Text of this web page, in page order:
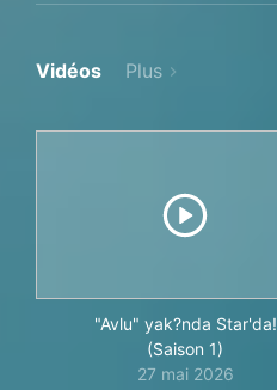
Vidéos Plus
"Avlu" yak?nda Star'da!
(Saison 1)
27 mai 2026